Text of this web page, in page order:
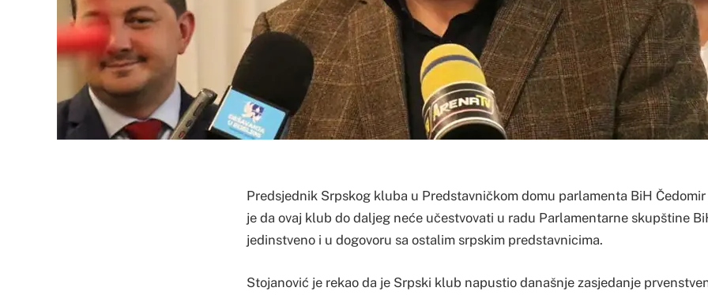
Predsjednik Srpskog kluba u Predstavničkom domu parlamenta BiH
je da ovaj klub do daljeg neće učestvovati u radu Parlamentarne skupštine
jedinstveno i u dogovoru sa ostalim srpskim predstavnicima.
Stojanović je rekao da je Srpski klub napustio današnje zasjedanje